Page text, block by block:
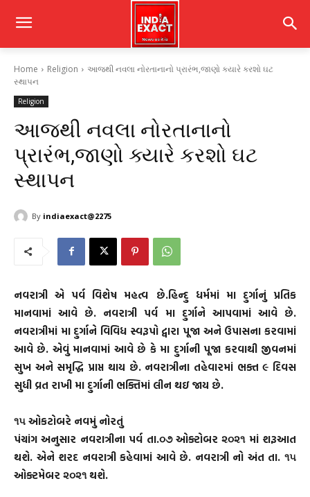
Home Religion
આજથી નવલા નોરતાનાનો પ્રારંભ,જાણો ક્યારે કરશો ઘટ
સ્થાપન
Religion
આજથી નવલા નોરતાનાનો
પ્રારંભ,જાણો ક્યારે કરશો ઘટ
સ્થાપન
By indiaexact@2275
નવરાત્રી એ પર્વ વિશેષ મહત્વ છે.હિન્દુ ધર્મમાં મા દુર્ગાનું પ્રતિક
માનવામાં આવે છે. નવરાત્રી પર્વ મા દુર્ગાને આપવામાં આવે છે.
નવરાત્રીમાં મા દુર્ગાને વિવિધ સ્વરૂપો દ્વારા પૂજા અને ઉપાસના કરવામાં
આવે છે. એવું માનવામાં આવે છે કે મા દુર્ગાની પૂજા કરવાથી જીવનમાં
સુખ અને સમૃદ્ધિ પ્રાપ્ત થાય છે. નવરાત્રીના તહેવારમાં ભક્ત ૯ દિવસ
સુધી વ્રત રાખી મા દુર્ગાની ભક્તિમાં લીન થઇ જાય છે.
૧૫ ઓકટોબરે નવમું નોરતું
પંચાંગ અનુસાર નવરાત્રીના પર્વ તા.૦૭ ઓક્ટોબર ૨૦૨૧ માં શરૂઆત
થશે. એને શરદ નવરાત્રી કહેવામાં આવે છે. નવરાત્રી નો અંત તા. ૧૫
ઓક્ટમેબર ૨૦૨૧ થશે.